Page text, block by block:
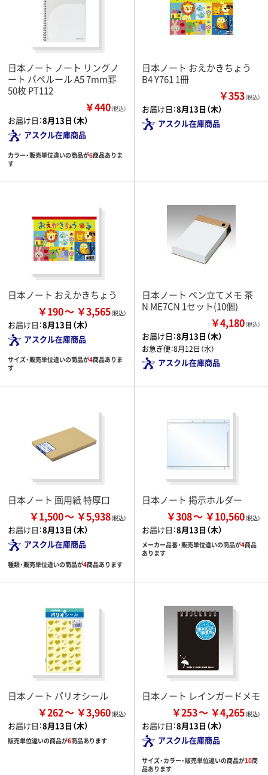
日本ノート ノート リングノ
ート パペルール A5 7mm罫
50枚 PT112
￥440（税込）
お届け日：8月13日（木）
アスクル在庫商品
カラー・販売単位違いの商品が6商品ありま
す
日本ノート おえかきちょう
B4 Y761 1冊
￥353（税込）
お届け日：8月13日（木）
アスクル在庫商品
日本ノート おえかきちょう
￥190 ￥3,565
お届け日：8月13日（木）
アスクル在庫商品
サイズ・販売単位違いの商品が4商品ありま
す
日本ノート ペン立てメモ 茶
N ME7CN 1セット(10個)
￥4,180（税込）
お届け日：8月13日（木）
お急ぎ便：8月12日（水）
アスクル在庫商品
日本ノート 画用紙 特厚口
￥1,500 ￥5,938
お届け日：8月13日（木）
アスクル在庫商品
種類・販売単位違いの商品が4商品あります
日本ノート 掲示ホルダー
￥308 ￥10,560
お届け日：8月13日（木）
メーカー品番・販売単位違いの商品が4商品
あります
日本ノート パリオシール
￥262 ￥3,960
お届け日：8月13日（木）
販売単位違いの商品が6商品あります
日本ノート レインガードメモ
￥253 ￥4,265
お届け日：8月13日（木）
アスクル在庫商品
サイズ・カラー・販売単位違いの商品が10商
品あります